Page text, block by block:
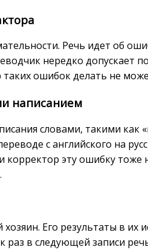
Речь идет об
нередко
ошибок делать не
написанием
словами, такими
с английского на
корректор эту ошибку
Его результаты в
раз в следующей записи